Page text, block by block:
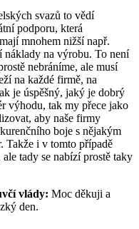
svazů to vědí
podporu, která
mnohem nižší např.
náklady na výrobu. To není
nebráníme, ale musí
na každé firmě, na
je úspěšný, jaký je dobrý
výhodu, tak my přece jako
aby naše firmy
boje s nějakým
Takže i v tomto případě
tady se nabízí prostě taky
vlády: Moc děkuji a
den.